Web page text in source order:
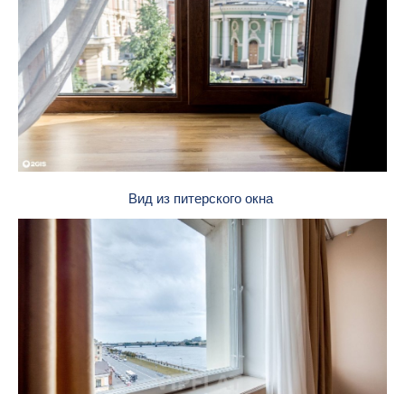
Вид из питерского окна